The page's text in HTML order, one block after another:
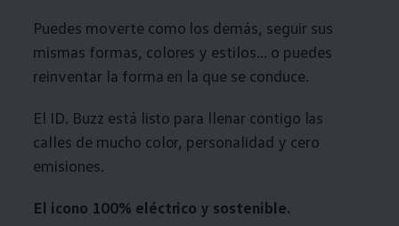
Puedes moverte como los demás, seguir sus
mismas formas, colores y estilos... o puedes
reinventar la forma en la que se conduce.
El ID. Buzz está listo para llenar contigo las
calles de mucho color, personalidad y cero
emisiones.
El icono 100% eléctrico y sostenible.